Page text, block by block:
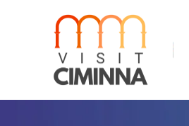
contenuto